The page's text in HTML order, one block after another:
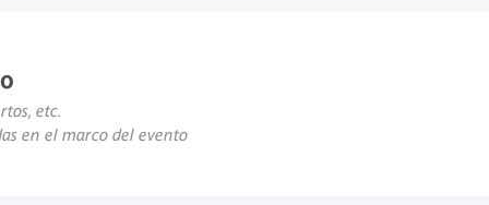
etc.
en el marco del evento